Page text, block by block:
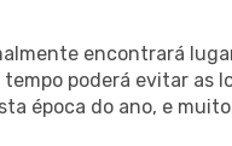
encontrará
poderá evitar as
época do ano, e